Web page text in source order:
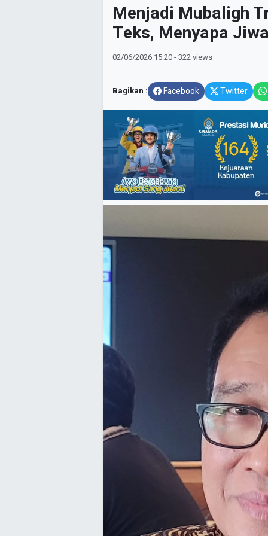
Menjadi Mubaligh
Teks, Menyapa
02/06/2026 15:20- 322 views
Bagikan : Facebook Twitter